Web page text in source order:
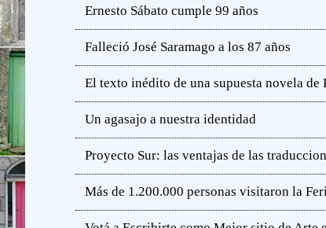
Ernesto Sábato cumple 99 años
Falleció José Saramago a los 87 años
El texto inédito de una supuesta novela de
Un agasajo a nuestra identidad
Proyecto Sur: las ventajas de las
Más de 1.200.000 personas visitaron la